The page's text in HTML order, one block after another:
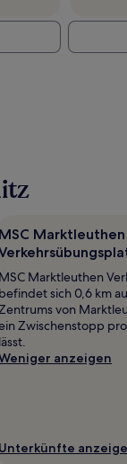
MSC Marktleuthen
MSC Marktleuthen
befindet sich 0,6 km
von
Zwischenstopp
lässt.
anzeigen
Unterkünfte